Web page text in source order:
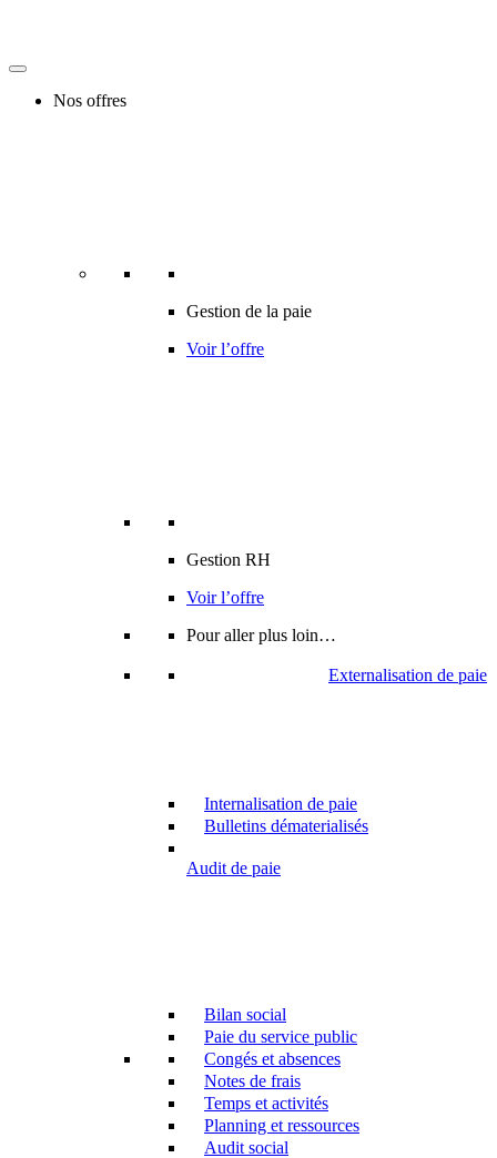
Nos offres
Gestion de la paie
Voir l’offre
Gestion RH
Voir l’offre
Pour aller plus loin…
Externalisation de paie
Internalisation de paie
Bulletins dématerialisés
Audit de paie
Bilan social
Paie du service public
Congés et absences
Notes de frais
Temps et activités
Planning et ressources
Audit social